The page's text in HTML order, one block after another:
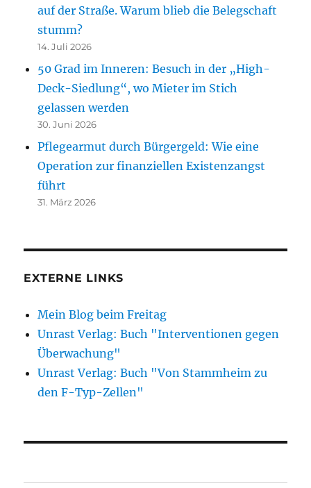
auf der Straße. Warum blieb die Belegschaft
stumm?
14. Juli 2026
50 Grad im Inneren: Besuch in der „High-
Deck-Siedlung“, wo Mieter im Stich
gelassen werden
30. Juni 2026
Pflegearmut durch Bürgergeld: Wie eine
Operation zur finanziellen Existenzangst
führt
31. März 2026
EXTERNE LINKS
Mein Blog beim Freitag
Unrast Verlag: Buch "Interventionen gegen
Überwachung"
Unrast Verlag: Buch "Von Stammheim zu
den F-Typ-Zellen"